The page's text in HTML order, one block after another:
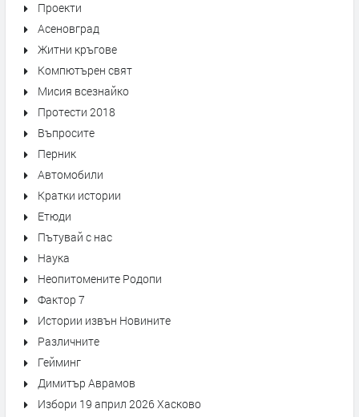
Проекти
Асеновград
Житни кръгове
Компютърен свят
Мисия всезнайко
Протести 2018
Въпросите
Перник
Автомобили
Кратки истории
Етюди
Пътувай с нас
Наука
Неопитомените Родопи
Фактор 7
Истории извън Новините
Различните
Гейминг
Димитър Аврамов
Избори 19 април 2026 Хасково